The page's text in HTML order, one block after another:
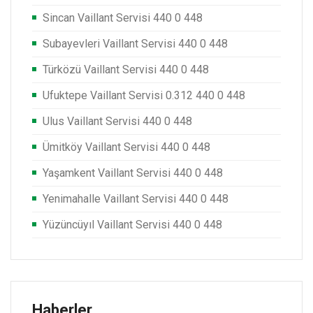
Sincan Vaillant Servisi 440 0 448
Subayevleri Vaillant Servisi 440 0 448
Türközü Vaillant Servisi 440 0 448
Ufuktepe Vaillant Servisi 0.312 440 0 448
Ulus Vaillant Servisi 440 0 448
Ümitköy Vaillant Servisi 440 0 448
Yaşamkent Vaillant Servisi 440 0 448
Yenimahalle Vaillant Servisi 440 0 448
Yüzüncüyıl Vaillant Servisi 440 0 448